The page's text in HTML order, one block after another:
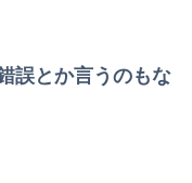
誤とか言うのもな